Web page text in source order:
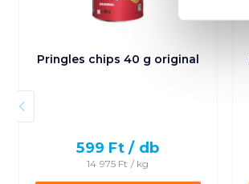
Pringles chips 40 g original
599 Ft / db
14 975 Ft / kg